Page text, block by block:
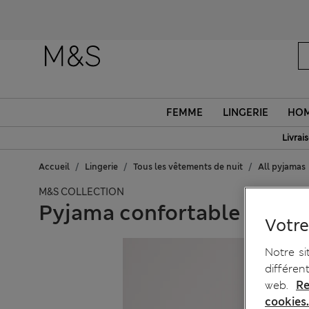
FEMME LINGERIE
Accueil Lingerie Tous les vêtements de nuit All pyjamas
M&S COLLECTION
Pyjama confortable en
Notre
web.
cookies.